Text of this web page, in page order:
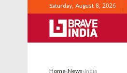
Saturday, August 8, 2026